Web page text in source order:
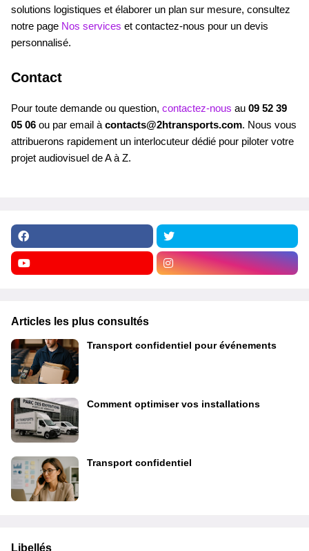
solutions logistiques et élaborer un plan sur mesure, consultez
notre page Nos services et contactez-nous pour un devis
personnalisé.
Contact
Pour toute demande ou question, contactez-nous au 09 52 39
05 06 ou par email à contacts@2htransports.com. Nous vous
attribuerons rapidement un interlocuteur dédié pour piloter votre
projet audiovisuel de A à Z.
Articles les plus consultés
Transport confidentiel pour événements
Comment optimiser vos installations
Transport confidentiel
Libellés